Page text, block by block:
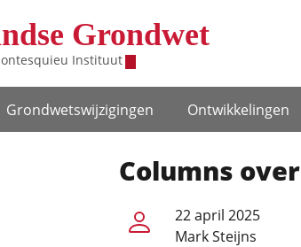
Grondwet
Instituut
Grondwets­wijzigingen Ontwikke­lingen
Columns over
22 april 2025
Mark Steijns